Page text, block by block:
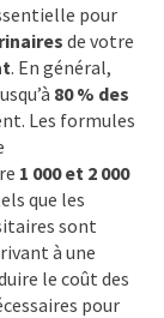
pour
de votre
. En général,
80 % des
Les formules
1 000 et 2 000
que les
sont
à une
le coût des
pour